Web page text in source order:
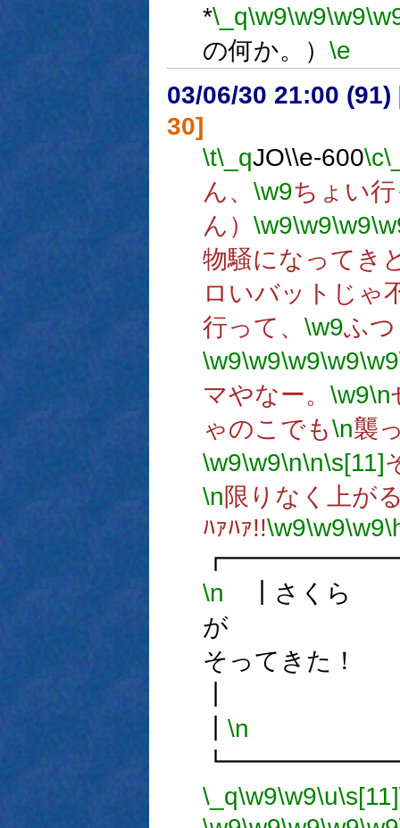
*\_q\w9\w9\w9
の何か。） \e
03/06/30 21:00 (91)
30]
\t\_qJO\\e-600\c
ん、 \w9ちょい
ん） \w9\w9\w9
物騒になってき
ロいバットじゃ
行って、 \w9ふ
\w9\w9\w9\w9\w9
マやなー。 \w9\n
ゃのこでも\n襲
\w9\w9\n\n\s[11]
\n限りなく上が
ﾊｧﾊｧ!!\w9\w9\w9
\n ┃さくら
そっ
\n
\_q\w9\w9\u\s[11]